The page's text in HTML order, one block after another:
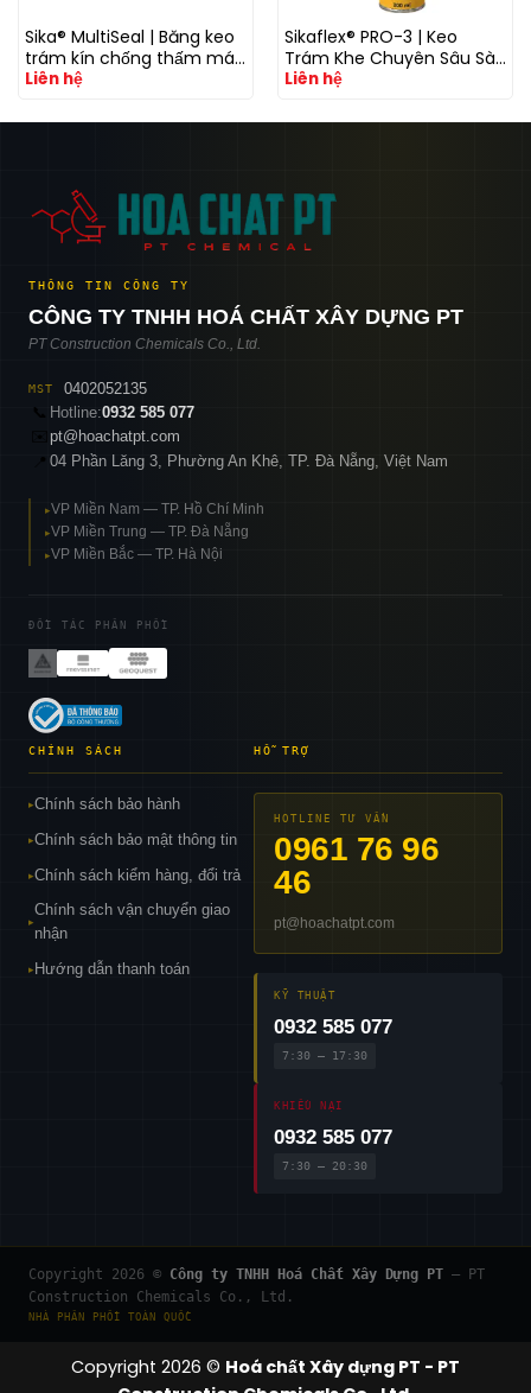
Sika® MultiSeal | Băng keo
trám kín chống thấm mái
tôn và khe nối
Liên hệ
Sikaflex® PRO-3 | Keo
Trám Khe Chuyên Sâu Sàn
& Hạ Tầng
Liên hệ
THÔNG TIN CÔNG TY
CÔNG TY TNHH HOÁ CHẤT XÂY DỰNG PT
PT Construction Chemicals Co., Ltd.
MST
0402052135
📞 Hotline:0932 585 077
pt@hoachatpt.com
04 Phần Lăng 3, Phường An Khê, TP. Đà Nẵng, Việt Nam
▸VP Miền Nam — TP. Hồ Chí Minh
▸VP Miền Trung — TP. Đà Nẵng
▸VP Miền Bắc — TP. Hà Nội
ĐỐI TÁC PHÂN PHỐI
CHÍNH SÁCH
▸Chính sách bảo hành
▸Chính sách bảo mật thông tin
▸Chính sách kiểm hàng, đổi trả
▸
Chính sách vận chuyển giao
nhận
▸ Hướng dẫn thanh toán
HỖ TRỢ
HOTLINE TƯ VẤN
0961 76 96
46
pt@hoachatpt.com
KỸ THUẬT
0932 585 077
7:30 – 17:30
KHIẾU NẠI
0932 585 077
7:30 – 20:30
Copyright 2026 © Công ty TNHH Hoá Chất Xây Dựng PT — PT
Construction Chemicals Co., Ltd.
NHÀ PHÂN PHỐI TOÀN QUỐC
Copyright 2026 © Hoá chất Xây dựng PT - PT